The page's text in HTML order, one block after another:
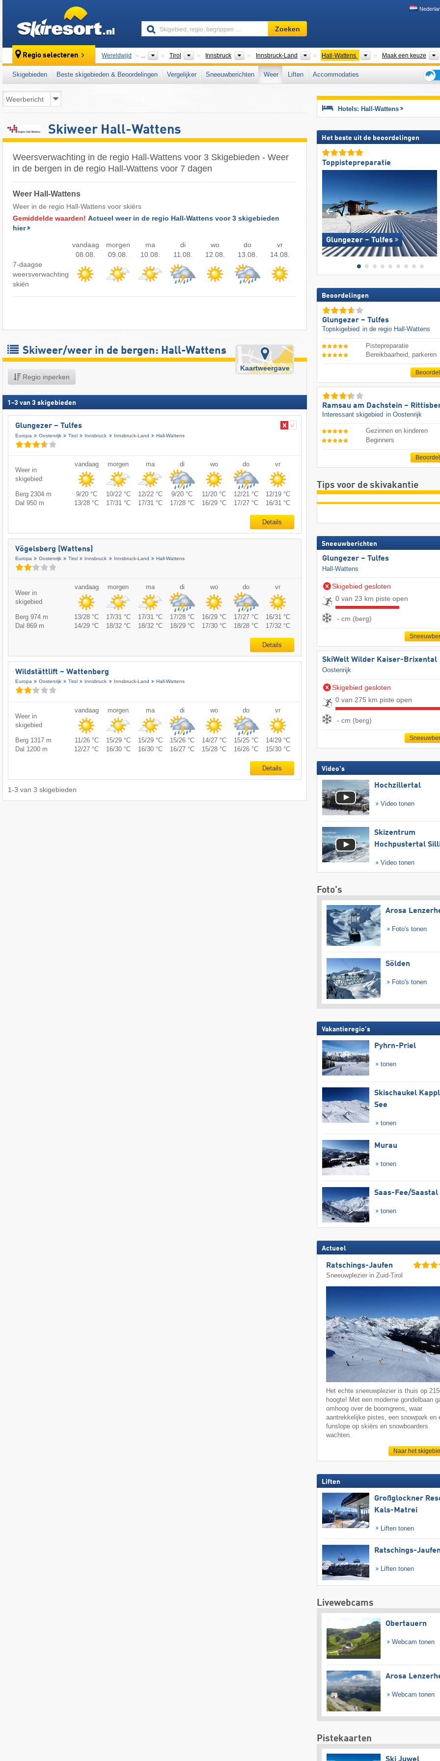
Skigebied,
regio,
…
Zoeken
Regio selecteren Wereldwijd ... Tirol Bondsstaten
Innsbruck Macroregio's
Innsbruck-Land Districten/steden
Hall-Wattens Toeristische regio's
Maak een keuze
Skigebieden Beste skigebieden & Beoordelingen Vergelijker Sneeuwberichten Weer Liften
Accommodaties
voor
Skiweer Hall-Wattens
Weersverwachting in de regio Hall-Wattens voor 3 Skigebieden - Weer
in de bergen in de regio Hall-Wattens voor 7 dagen
Weer Hall-Wattens
Weer in de regio Hall-Wattens voor skiërs
Gemiddelde waarden! Actueel weer in de regio Hall-Wattens voor 3 skigebieden
hier
vandaag
08.08.
morgen
09.08.
ma
10.08.
di
11.08.
wo
12.08.
do
13.08.
vr
14.08.
7-daagse
weersverwachting
skiën
Skiweer/weer in de bergen: Hall-Wattens
Regio inperken
Kaartweergave
1 -3 van 3 skigebieden
Glungezer – Tulfes
Europa Oostenrijk Tirol Innsbruck Innsbruck-Land Hall-Wattens
Weer in
skigebied
vandaag morgen ma di wo do vr
Berg 2304 m 9/20 °C 10/22 °C 12/22 °C 9/20 °C 11/20 °C 12/21 °C
12/19 °C
Dal 950 m
13/28 °C 17/31 °C 17/31 °C 17/28 °C 16/29 °C 17/27 °C 16/31 °C
Details
Vögelsberg (Wattens)
Europa Oostenrijk Tirol Innsbruck Innsbruck-Land Hall-Wattens
Weer in
skigebied
vandaag morgen ma di wo do vr
Berg 974 m 13/28 °C 17/31 °C 17/31 °C 17/28 °C 16/29 °C 17/27 °C
16/31 °C
Dal 869 m
14/29 °C 18/32 °C 18/32 °C 18/29 °C 17/30 °C 18/28 °C 17/32 °C
Details
Wildstättlift – Wattenberg
Europa Oostenrijk Tirol Innsbruck Innsbruck-Land Hall-Wattens
Weer in
skigebied
vandaag morgen ma di wo do vr
Berg 1317 m 11/26 °C 15/29 °C 15/29 °C 15/26 °C 14/27 °C 15/25 °C
14/29 °C
Dal 1200 m
12/27 °C 16/30 °C 16/30 °C 16/27 °C 15/28 °C 16/26 °C 15/30 °C
Details
1-3 van 3 skigebieden
Hotels: Hall-Wattens
Het beste uit de beoordelingen
Toppistepreparatie
Glungezer – Tulfes
Beoordelingen
Glungezer – Tulfes
Topskigebied in de regio Hall-Wattens
Pistepreparatie
Bereikbaarheid, parkeren
Ramsau am Dachstein –
Interessant skigebied in Oostenrijk
Gezinnen en kinderen
Beginners
Tips voor de skivakantie
Sneeuwberichten
Glungezer – Tulfes
Hall-Wattens
Skigebied gesloten
0 van 23 km piste open
- cm (berg)
SkiWelt Wilder Kaiser-Brixental
Oostenrijk
Skigebied gesloten
0 van 275 km piste open
- cm (berg)
Video's
Hochzillertal
Video tonen
Skizentrum
Hochpustertal
Video tonen
Foto's
Arosa
Foto's tonen
Sölden
Foto's tonen
Vakantieregio's
Pyhrn-Priel
tonen
Skischaukel
See
tonen
Murau
tonen
Saas-Fee/​Saastal
tonen
Actueel
Ratschings-Jaufen
Sneeuwplezier in Zuid-Tirol
Het echte sneeuwplezier is thuis op
hoogte! Met een moderne gondelbaan
omhoog over de boomgrens, waar
aantrekkelijke pistes, een snowpark en
funslope op skiërs en snowboarders
wachten.
Naar het
Liften
Großglockner
Kals-Matrei
Liften tonen
Ratschings-Jaufen
Liften tonen
Livewebcams
Obertauern
Webcam tonen
Arosa
Webcam tonen
Pistekaarten